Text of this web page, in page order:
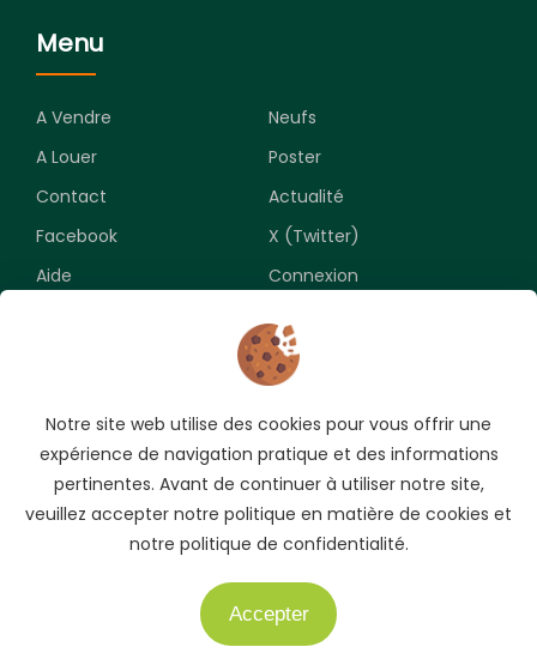
Menu
A Vendre
Neufs
A Louer
Poster
Contact
Actualité
Facebook
X (Twitter)
Aide
Connexion
Souscrivez pour recevoir les meilleures opportunités.
Copyright © 2009-2026 AUTO.CI. Tous droits réservés
Notre site web utilise des cookies pour vous offrir une
expérience de navigation pratique et des informations
pertinentes. Avant de continuer à utiliser notre site,
veuillez accepter notre politique en matière de cookies et
notre politique de confidentialité.
Accepter